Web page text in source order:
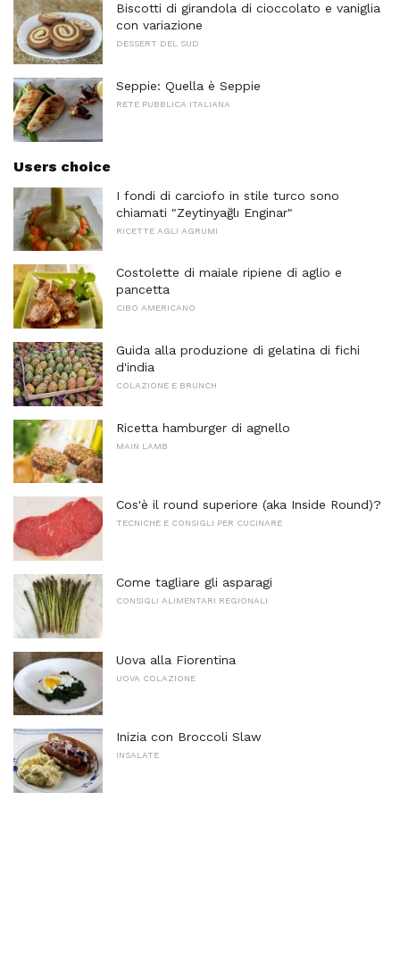
Biscotti di girandola di cioccolato e vaniglia
con variazione
DESSERT DEL SUD
Seppie: Quella è Seppie
RETE PUBBLICA ITALIANA
Users choice
I fondi di carciofo in stile turco sono
chiamati "Zeytinyağlı Enginar"
RICETTE AGLI AGRUMI
Costolette di maiale ripiene di aglio e
pancetta
CIBO AMERICANO
Guida alla produzione di gelatina di fichi
d'india
COLAZIONE E BRUNCH
Ricetta hamburger di agnello
MAIN LAMB
Cos'è il round superiore (aka Inside Round)?
TECNICHE E CONSIGLI PER CUCINARE
Come tagliare gli asparagi
CONSIGLI ALIMENTARI REGIONALI
Uova alla Fiorentina
UOVA COLAZIONE
Inizia con Broccoli Slaw
INSALATE